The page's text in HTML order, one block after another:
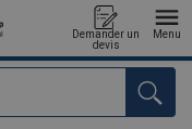
Demander un
devis
Menu